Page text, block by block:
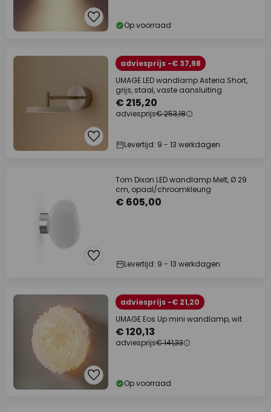
Op voorraad
adviesprijs -€ 37,98
UMAGE LED wandlamp Asteria Short,
grijs, staal, vaste aansluiting
€ 215,20
adviesprijs€ 253,18
Levertijd: 9 - 13 werkdagen
Tom Dixon LED wandlamp Melt, Ø 29
cm, opaal/chroomkleurig
€ 605,00
Levertijd: 9 - 13 werkdagen
adviesprijs -€ 21,20
UMAGE Eos Up mini wandlamp, wit
€ 120,13
adviesprijs€ 141,33
Op voorraad